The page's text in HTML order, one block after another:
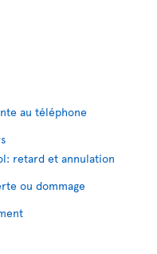
au téléphone
retard et annulation
ou dommage